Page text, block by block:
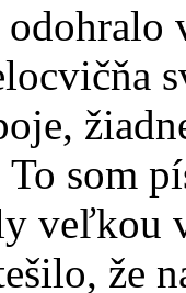
som
veľkou
že